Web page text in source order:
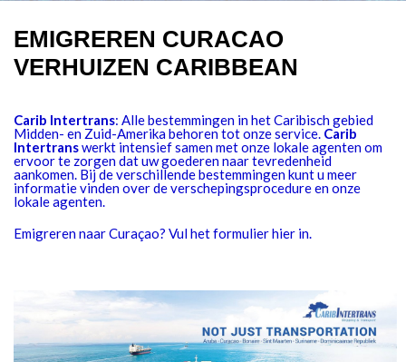
EMIGREREN CURACAO
VERHUIZEN CARIBBEAN
Carib Intertrans: Alle bestemmingen in het Caribisch gebied
Midden- en Zuid-Amerika behoren tot onze service. Carib
Intertranswerkt intensief samen met onze lokale agenten om
ervoor te zorgen dat uw goederen naar tevredenheid
aankomen. Bij de verschillende bestemmingen kunt u meer
informatie vinden over de verschepingsprocedure en onze
lokale agenten.
Emigreren naar Curaçao? Vul het formulier hier in.